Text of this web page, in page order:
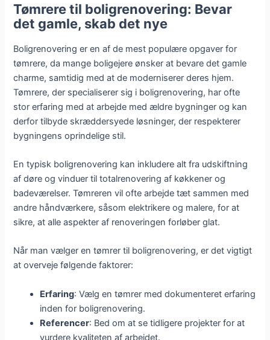
Tømrere til boligrenovering: Bevar
det gamle, skab det nye
Boligrenovering er en af de mest populære opgaver for
tømrere, da mange boligejere ønsker at bevare det gamle
charme, samtidig med at de moderniserer deres hjem.
Tømrere, der specialiserer sig i boligrenovering, har ofte
stor erfaring med at arbejde med ældre bygninger og kan
derfor tilbyde skræddersyede løsninger, der respekterer
bygningens oprindelige stil.
En typisk boligrenovering kan inkludere alt fra udskiftning
af døre og vinduer til totalrenovering af køkkener og
badeværelser. Tømreren vil ofte arbejde tæt sammen med
andre håndværkere, såsom elektrikere og malere, for at
sikre, at alle aspekter af renoveringen forløber glat.
Når man vælger en tømrer til boligrenovering, er det vigtigt
at overveje følgende faktorer:
Erfaring: Vælg en tømrer med dokumenteret erfaring
inden for boligrenovering.
Referencer: Bed om at se tidligere projekter for at
vurdere kvaliteten af arbejdet.